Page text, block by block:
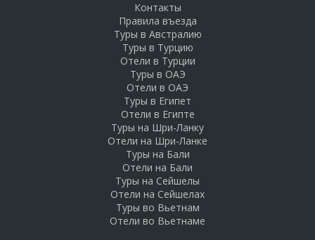
Контакты
Правила въезда
Туры в Австралию
Туры в Турцию
Отели в Турции
Туры в ОАЭ
Отели в ОАЭ
Туры в Египет
Отели в Египте
Туры на Шри-Ланку
Отели на Шри-Ланке
Туры на Бали
Отели на Бали
Туры на Сейшелы
Отели на Сейшелах
Туры во Вьетнам
Отели во Вьетнаме